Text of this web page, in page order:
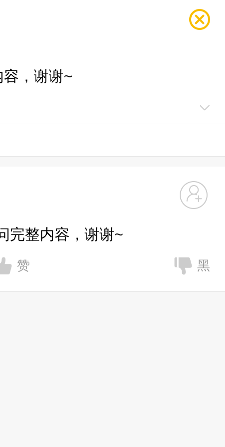
，谢谢~
完整内容，谢谢~
赞 黑